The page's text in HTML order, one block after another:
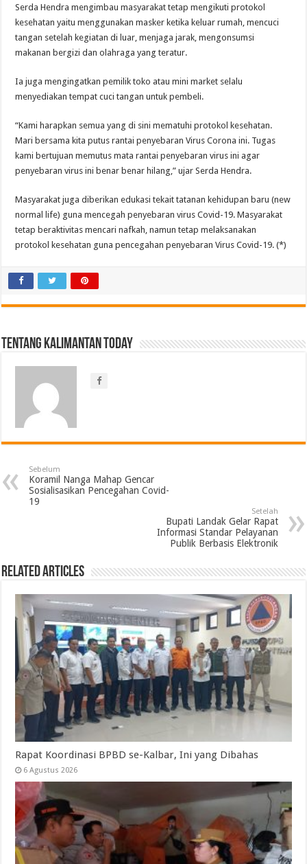
Serda Hendra mengimbau masyarakat tetap mengikuti protokol
kesehatan yaitu menggunakan masker ketika keluar rumah, mencuci
tangan setelah kegiatan di luar, menjaga jarak, mengonsumsi
makanan bergizi dan olahraga yang teratur.
Ia juga mengingatkan pemilik toko atau mini market selalu
menyediakan tempat cuci tangan untuk pembeli.
“Kami harapkan semua yang di sini mematuhi protokol kesehatan.
Mari bersama kita putus rantai penyebaran Virus Corona ini. Tugas
kami bertujuan memutus mata rantai penyebaran virus ini agar
penyebaran virus ini benar benar hilang,” ujar Serda Hendra.
Masyarakat juga diberikan edukasi tekait tatanan kehidupan baru (new
normal life) guna mencegah penyebaran virus Covid-19. Masyarakat
tetap beraktivitas mencari nafkah, namun tetap melaksanakan
protokol kesehatan guna pencegahan penyebaran Virus Covid-19. (*)
Tentang Kalimantan Today
Sebelum
Koramil Nanga Mahap Gencar
Sosialisasikan Pencegahan Covid-
19
Setelah
Bupati Landak Gelar Rapat
Informasi Standar Pelayanan
Publik Berbasis Elektronik
Related Articles
Rapat Koordinasi BPBD se-Kalbar, Ini yang Dibahas
6 Agustus 2026